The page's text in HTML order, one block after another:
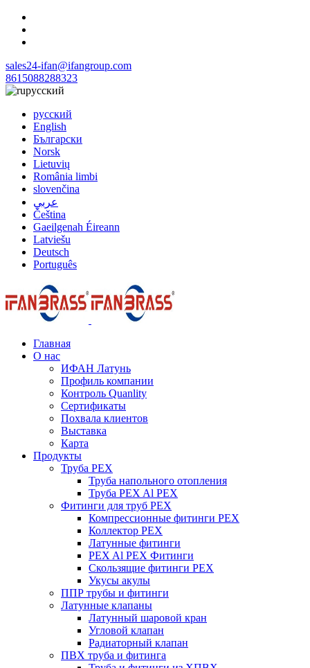
sales24-ifan@ifangroup.com
8615088288323
русский
русский
English
Български
Norsk
Lietuvių
România limbi
slovenčina
عربي
Čeština
Gaeilgenah Éireann
Latviešu
Deutsch
Português
Главная
О нас
ИФАН Латунь
Профиль компании
Контроль Quanlity
Сертификаты
Похвала клиентов
Выставка
Карта
Продукты
Труба PEX
Труба напольного отопления
Труба PEX Al PEX
Фитинги для труб PEX
Компрессионные фитинги PEX
Коллектор PEX
Латунные фитинги
PEX Al PEX Фитинги
Скользящие фитинги PEX
Укусы акулы
ППР трубы и фитинги
Латунные клапаны
Латунный шаровой кран
Угловой клапан
Радиаторный клапан
ПВХ труба и фитинга